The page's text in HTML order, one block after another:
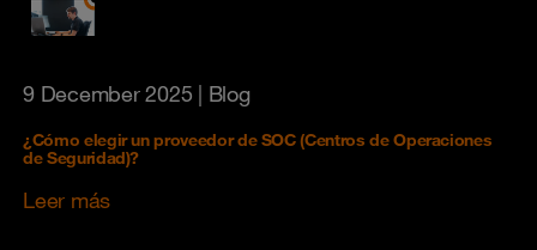
9 December 2025 | Blog
¿Cómo elegir un proveedor de SOC (Centros de Operaciones
de Seguridad)?
Leer más